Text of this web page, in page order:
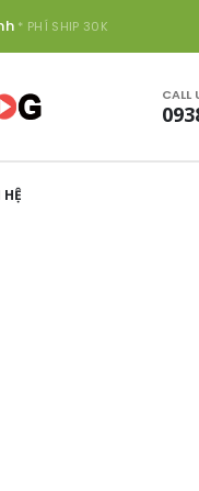
* PHÍ SHIP 30K
CALL
HỆ